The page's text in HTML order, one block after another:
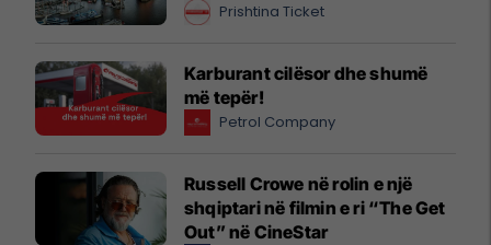
Prishtina Ticket
Karburant cilësor dhe shumë
më tepër!
Petrol Company
Russell Crowe në rolin e një
shqiptari në filmin e ri “The Get
Out” në CineStar